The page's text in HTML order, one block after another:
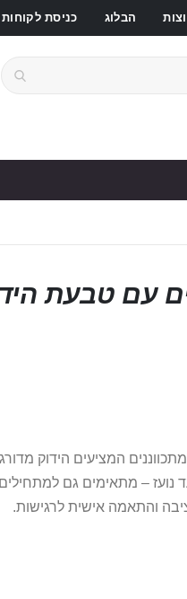
הבלוג כניסת לקוחות
עם טבעת
המציעים הידוק
– מתאימים גם למתחילים
והתאמה אישית לרגישות.